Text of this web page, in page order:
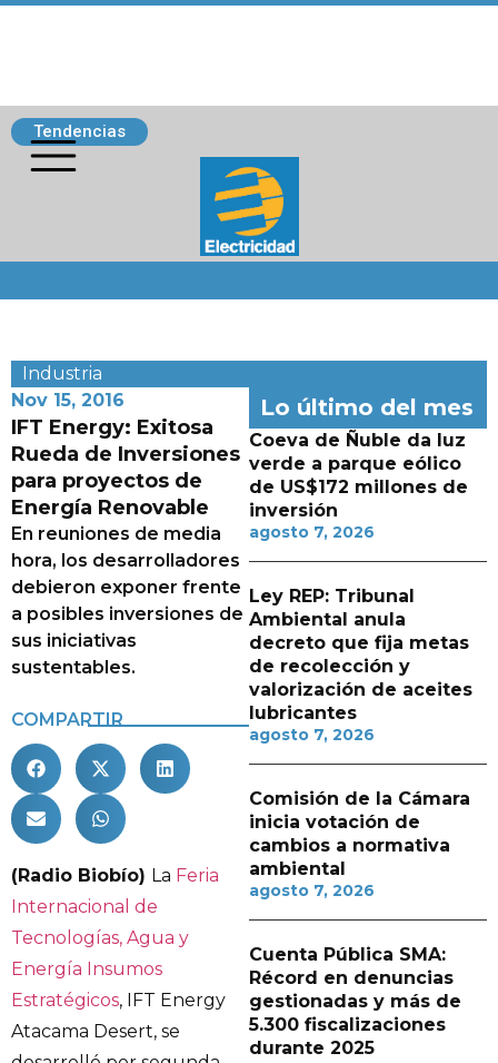
Tendencias
Industria
Nov 15, 2016
IFT Energy: Exitosa
Rueda de Inversiones
para proyectos de
Energía Renovable
En reuniones de media
hora, los desarrolladores
debieron exponer frente
a posibles inversiones de
sus iniciativas
sustentables.
COMPARTIR
(Radio Biobío) La Feria
Internacional de
Tecnologías, Agua y
Energía Insumos
Estratégicos, IFT Energy
Atacama Desert, se
Lo último del mes
Coeva de Ñuble da luz
verde a parque eólico
de US$172 millones de
inversión
agosto 7, 2026
Ley REP: Tribunal
Ambiental anula
decreto que fija metas
de recolección y
valorización de aceites
lubricantes
agosto 7, 2026
Comisión de la Cámara
inicia votación de
cambios a normativa
ambiental
agosto 7, 2026
Cuenta Pública SMA:
Récord en denuncias
gestionadas y más de
5.300 fiscalizaciones
durante 2025